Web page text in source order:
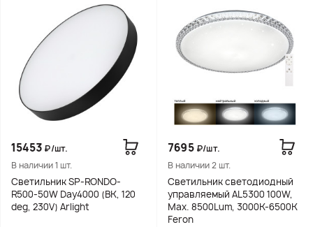
15453 ₽/шт.
В наличии 1 шт.
Светильник SP-RONDO-
R500-50W Day4000 (BK, 120
deg, 230V) Arlight
7695 ₽/шт.
В наличии 2 шт.
Светильник светодиодный
управляемый AL5300 100W,
Max. 8500Lum, 3000К-6500K
Feron